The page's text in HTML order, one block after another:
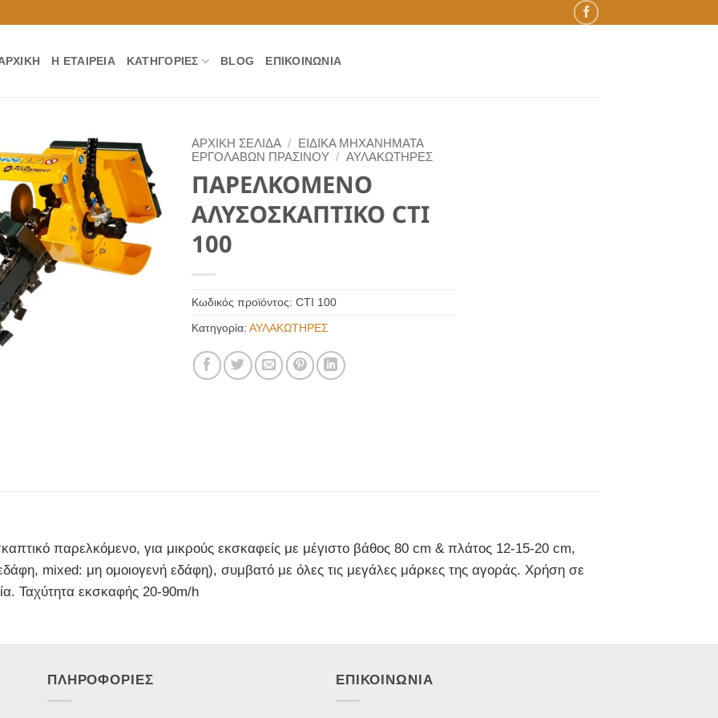
Η ΕΤΑΙΡΕΊΑ ΚΑΤΗΓΟΡΊΕΣ BLOG ΕΠΙΚΟΙΝΩΝΊΑ
ΑΡΧΙΚΉ ΣΕΛΊΔΑ /
ΕΙΔΙΚΑ ΜΗΧΑΝΗΜΑΤΑ
ΕΡΓΟΛΑΒΩΝ ΠΡΑΣΙΝΟΥ / ΑΥΛΑΚΩΤΗΡΕΣ
ΠΑΡΕΛΚΟΜΕΝΟ
ΑΛΥΣΟΣΚΑΠΤΙΚΟ CTI
100
Κωδικός προϊόντος: CTI 100
Κατηγορία: ΑΥΛΑΚΩΤΗΡΕΣ
παρελκόμενο, για μικρούς εκσκαφείς με μέγιστο βάθος 80 cm & πλάτος 12-15-20 cm,
mixed: μη ομοιογενή εδάφη), συμβατό με όλες τις μεγάλες μάρκες της αγοράς. Χρήση σε
Ταχύτητα εκσκαφής 20-90m/h
ΠΛΗΡΟΦΟΡΙΕΣ ΕΠΙΚΟΙΝΩΝΙΑ